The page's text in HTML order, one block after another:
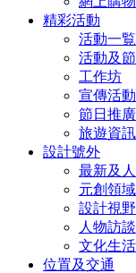
精彩活動
活動一覧
活動及節
工作坊
宣傳活動
節日推廣
旅遊資訊
設計號外
最新及
元創領域
設計視野
人物訪談
文化生活
位置及交通